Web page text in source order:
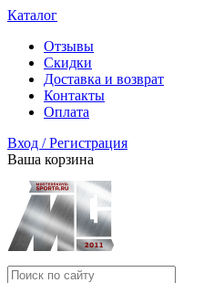
Каталог
Отзывы
Скидки
Доставка и возврат
Контакты
Оплата
Вход / Регистрация
Ваша корзина